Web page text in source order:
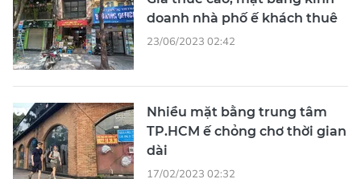
doanh nhà phố ế khách thuê
23/06/2023 02:42
Nhiều mặt bằng trung tâm
TP.HCM ế chỏng chơ thời gian
dài
17/02/2023 02:32